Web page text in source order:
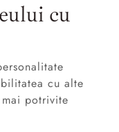
cu
cu alte
potrivite